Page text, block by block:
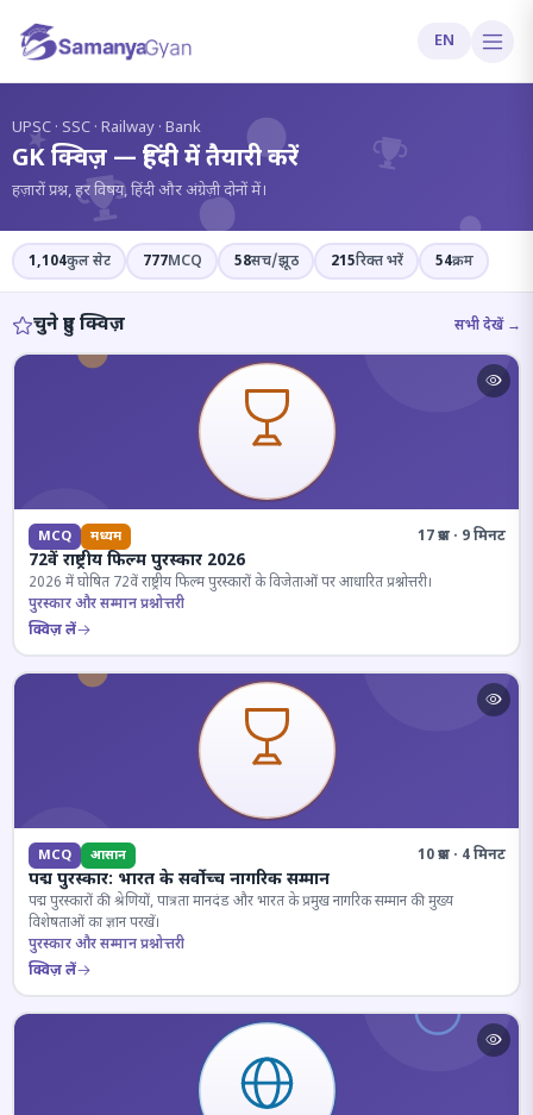
EN
?
UPSC · SSC · Railway · Bank
GK क्विज़ — हिंदी में तैयारी करें
हज़ारों प्रश्न, हर विषय, हिंदी और अंग्रेज़ी दोनों में।
1,104कुल सेट 777MCQ 58सच/झूठ 215रिक्त भरें 54क्रम
चुने हुए क्विज़ सभी देखें →
MCQ मध्यम 17 प्रश्न · 9 मिनट
72वें राष्ट्रीय फिल्म पुरस्कार 2026
2026 में घोषित 72वें राष्ट्रीय फिल्म पुरस्कारों के विजेताओं पर आधारित प्रश्नोत्तरी।
पुरस्कार और सम्मान प्रश्नोत्तरी
क्विज़ लें
MCQ आसान 10 प्रश्न · 4 मिनट
पद्म पुरस्कार: भारत के सर्वोच्च नागरिक सम्मान
पद्म पुरस्कारों की श्रेणियों, पात्रता मानदंड और भारत के प्रमुख नागरिक सम्मान की मुख्य
विशेषताओं का ज्ञान परखें।
पुरस्कार और सम्मान प्रश्नोत्तरी
क्विज़ लें